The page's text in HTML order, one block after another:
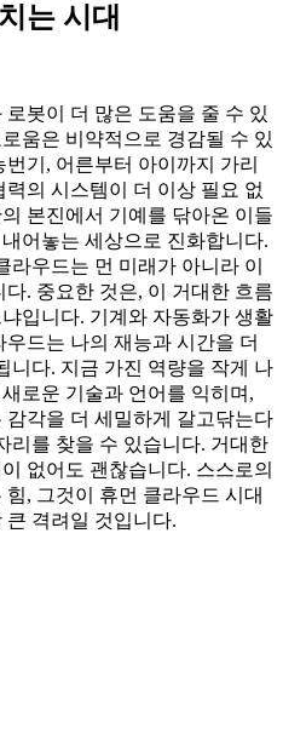
는 시대
봇이 더 많은 도움을 줄 수 있
움은 비약적으로 경감될 수 있
기, 어른부터 아이까지 가리
의 시스템이 더 이상 필요 없
본진에서 기예를 닦아온 이들
어놓는 세상으로 진화합니다.
우드는 먼 미래가 아니라 이
. 중요한 것은, 이 거대한 흐름
입니다. 기계와 자동화가 생활
드는 나의 재능과 시간을 더
니다. 지금 가진 역량을 작게 나
로운 기술과 언어를 익히며,
각을 더 세밀하게 갈고닦는다
리를 찾을 수 있습니다. 거대한
없어도 괜찮습니다. 스스로의
, 그것이 휴먼 클라우드 시대
격려일 것입니다.